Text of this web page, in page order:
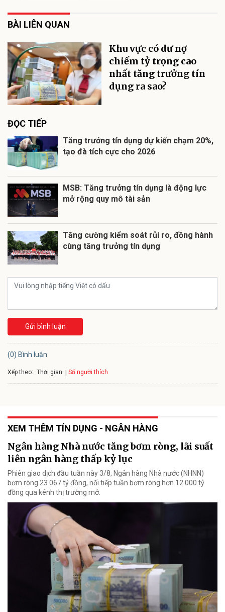
BÀI LIÊN QUAN
Khu vực có dư nợ
chiếm tỷ trọng cao
nhất tăng trưởng tín
dụng ra sao?
ĐỌC TIẾP
Tăng trưởng tín dụng dự kiến chạm 20%,
tạo đà tích cực cho 2026
MSB: Tăng trưởng tín dụng là động lực
mở rộng quy mô tài sản
Tăng cường kiểm soát rủi ro, đồng hành
cùng tăng trưởng tín dụng
Gửi bình luận
(0) Bình luận
Xếp theo: Thời gian Số người thích
XEM THÊM TÍN DỤNG - NGÂN HÀNG
Ngân hàng Nhà nước tăng bơm ròng, lãi suất
liên ngân hàng thấp kỷ lục
Phiên giao dịch đầu tuần này 3/8, Ngân hàng Nhà nước (NHNN)
bơm ròng 23.067 tỷ đồng, nối tiếp tuần bơm ròng hơn 12.000 tỷ
đồng qua kênh thị trường mở.